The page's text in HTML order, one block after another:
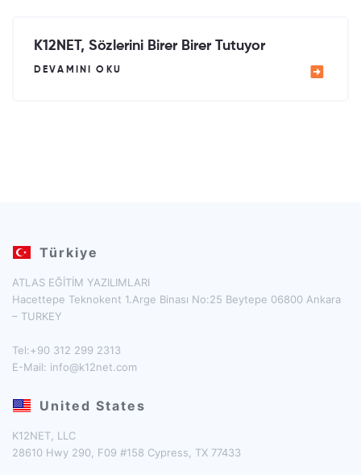
K12NET, Sözlerini Birer Birer Tutuyor
DEVAMINI OKU
Türkiye
ATLAS EĞİTİM YAZILIMLARI
Hacettepe Teknokent 1.Arge Binası No:25 Beytepe 06800 Ankara
– TURKEY
Tel:+90 312 299 2313
E-Mail: info@k12net.com
United States
K12NET, LLC
28610 Hwy 290, F09 #158 Cypress, TX 77433